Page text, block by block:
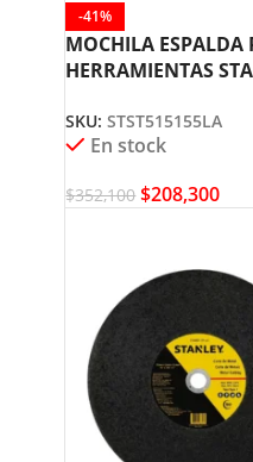
-41%
MOCHILA ESPALDA
HERRAMIENTAS
SKU:STST515155LA
En stock
$352,100 $208,300